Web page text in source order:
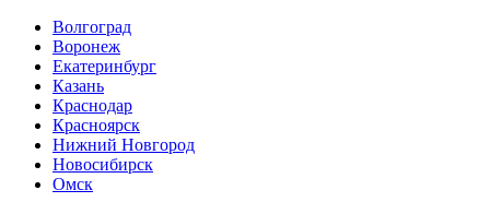
Волгоград
Воронеж
Екатеринбург
Казань
Краснодар
Красноярск
Нижний Новгород
Новосибирск
Омск